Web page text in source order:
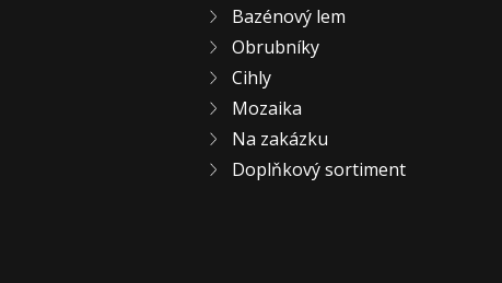
Bazénový lem
Obrubníky
Cihly
Mozaika
Na zakázku
Doplňkový sortiment